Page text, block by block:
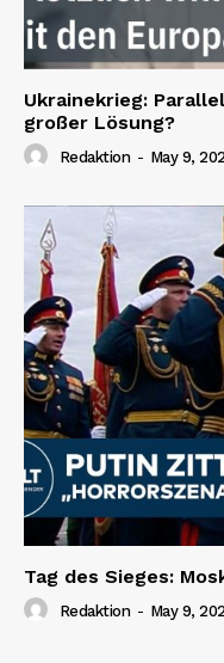
Ukrainekrieg:
großer Lösung?
Redaktion - May 9,
Tag des Sieges:
Redaktion - May 9,